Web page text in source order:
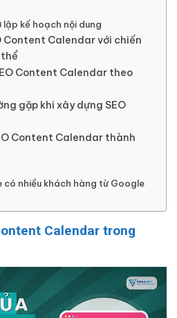
lập kế hoạch nội dung
Content Calendar với chiến
Content Calendar theo
gặp khi xây dựng SEO
Content Calendar thành
có nhiều khách hàng từ Google
Calendar trong